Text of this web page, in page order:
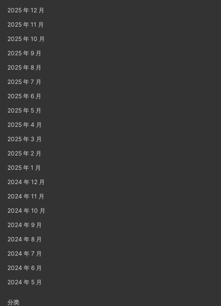
2025 年 12 月
2025 年 11 月
2025 年 10 月
2025 年 9 月
2025 年 8 月
2025 年 7 月
2025 年 6 月
2025 年 5 月
2025 年 4 月
2025 年 3 月
2025 年 2 月
2025 年 1 月
2024 年 12 月
2024 年 11 月
2024 年 10 月
2024 年 9 月
2024 年 8 月
2024 年 7 月
2024 年 6 月
2024 年 5 月
分类